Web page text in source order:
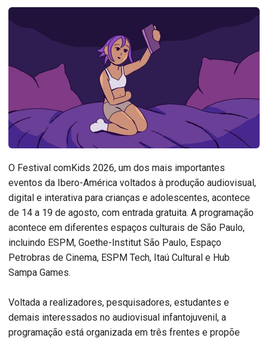
O Festival comKids 2026, um dos mais importantes
eventos da Ibero-América voltados à produção audiovisual,
digital e interativa para crianças e adolescentes, acontece
de 14 a 19 de agosto, com entrada gratuita. A programação
acontece em diferentes espaços culturais de São Paulo,
incluindo ESPM, Goethe-Institut São Paulo, Espaço
Petrobras de Cinema, ESPM Tech, Itaú Cultural e Hub
Sampa Games.
Voltada a realizadores, pesquisadores, estudantes e
demais interessados no audiovisual infantojuvenil, a
programação está organizada em três frentes e propõe